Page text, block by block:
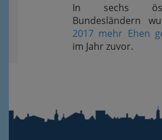
In sechs
Bundesländern
2017 mehr Ehen
im Jahr zuvor.